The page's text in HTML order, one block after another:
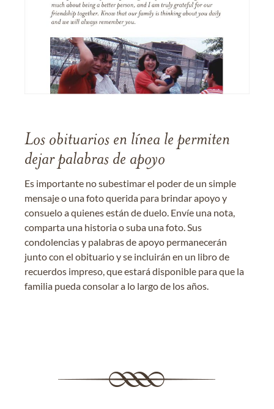
Los obituarios en línea le permiten
dejar palabras de apoyo
Es importante no subestimar el poder de un simple
mensaje o una foto querida para brindar apoyo y
consuelo a quienes están de duelo. Envíe una nota,
comparta una historia o suba una foto. Sus
condolencias y palabras de apoyo permanecerán
junto con el obituario y se incluirán en un libro de
recuerdos impreso, que estará disponible para que la
familia pueda consolar a lo largo de los años.